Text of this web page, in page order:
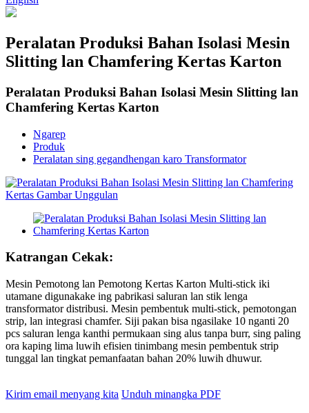
Peralatan Produksi Bahan Isolasi Mesin
Slitting lan Chamfering Kertas Karton
Peralatan Produksi Bahan Isolasi Mesin Slitting lan
Chamfering Kertas Karton
Ngarep
Produk
Peralatan sing gegandhengan karo Transformator
Katrangan Cekak:
Mesin Pemotong lan Pemotong Kertas Karton Multi-stick iki
utamane digunakake ing pabrikasi saluran lan stik lenga
transformator distribusi. Mesin pembentuk multi-stick, pemotongan
strip, lan integrasi chamfer. Siji pakan bisa ngasilake 10 nganti 20
pcs saluran lenga kanthi permukaan sing alus tanpa burr, sing paling
ora kaping lima luwih efisien tinimbang mesin pembentuk strip
tunggal lan tingkat pemanfaatan bahan 20% luwih dhuwur.
Kirim email menyang kita Unduh minangka PDF